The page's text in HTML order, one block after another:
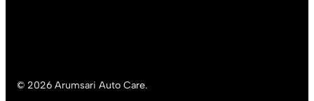
© 2026 Arumsari Auto Care.